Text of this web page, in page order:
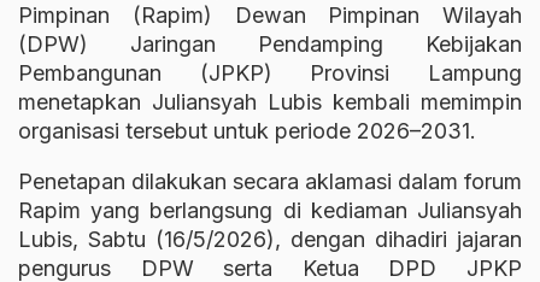
Pimpinan (Rapim) Dewan Pimpinan Wilayah
(DPW) Jaringan Pendamping Kebijakan
Pembangunan (JPKP) Provinsi Lampung
menetapkan Juliansyah Lubis kembali memimpin
organisasi tersebut untuk periode 2026–2031.
Penetapan dilakukan secara aklamasi dalam forum
Rapim yang berlangsung di kediaman Juliansyah
Lubis, Sabtu (16/5/2026), dengan dihadiri jajaran
pengurus DPW serta Ketua DPD JPKP